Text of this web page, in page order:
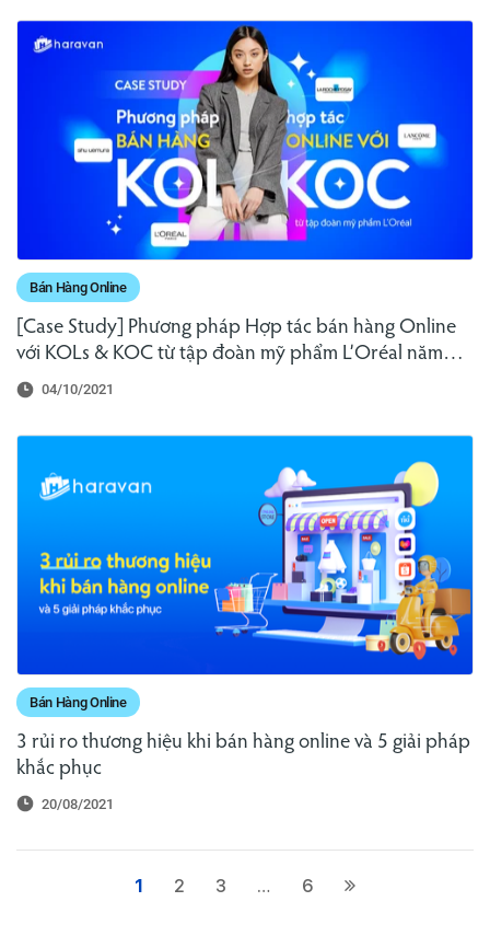
Bán Hàng Online
[Case Study] Phương pháp Hợp tác bán hàng Online
với KOLs & KOC từ tập đoàn mỹ phẩm L’Oréal năm
202104/10/2021
Bán Hàng Online
3 rủi ro thương hiệu khi bán hàng online và 5 giải pháp
khắc phục
20/08/2021
1 2 3 … 6